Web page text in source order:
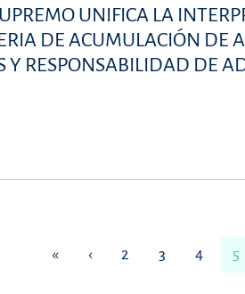
UNIFICA LA
DE ACUMULACIÓN DE
Y RESPONSABILIDAD DE
« ‹ 2 3 4 5